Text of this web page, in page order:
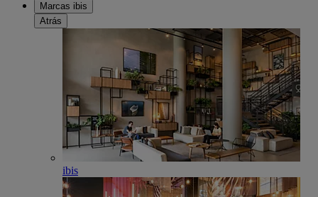
Marcas ibis
Atrás
ibis